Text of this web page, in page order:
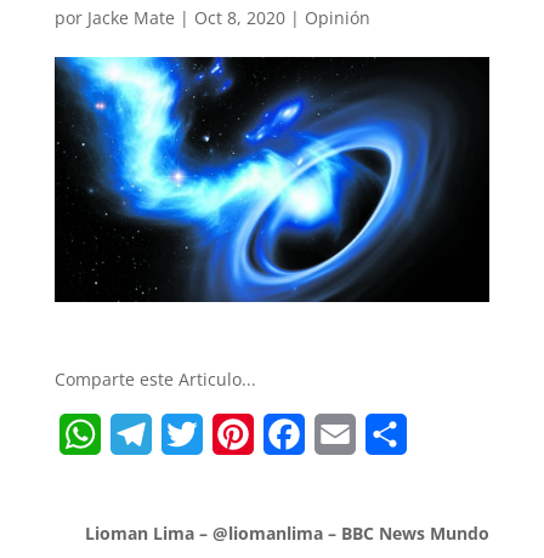
por Jacke Mate | Oct 8, 2020| Opinión
Comparte este Articulo...
Lioman Lima – @liomanlima – BBC News Mundo